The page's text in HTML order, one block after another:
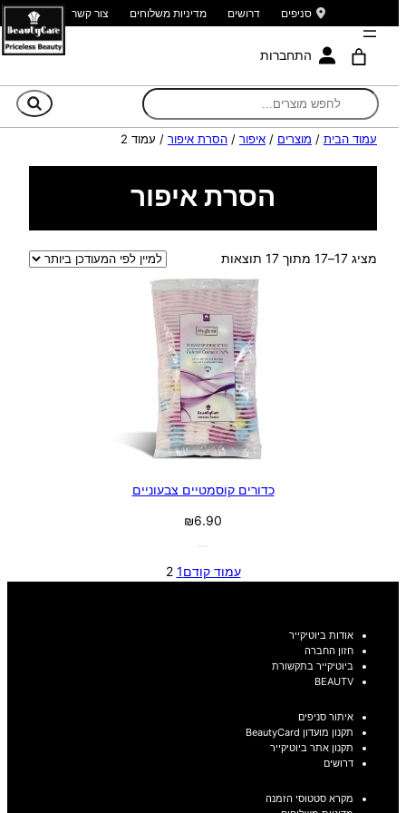
סניפים דרושים מדיניות משלוחים צור קשר
התחברות
עמוד הבית / מוצרים / איפור / הסרת איפור / עמוד 2
הסרת איפור
מציג 17–17 מתוך 17 תוצאות
ממוין
לפי
הפריט
העדכני
ביותר
כדורים קוסמטיים צבעוניים
₪6.90
עמוד קודם1
2
אודות ביוטיקייר
חזון החברה
ביוטיקייר בתקשורת
BEAUTV
איתור סניפים
תקנון מועדון BeautyCard
תקנון אתר ביוטיקייר
דרושים
מקרא סטטוסי הזמנה